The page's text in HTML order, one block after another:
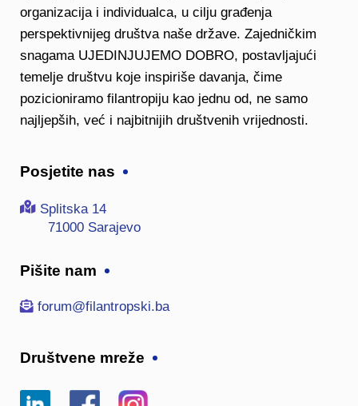
organizacija i individualca, u cilju građenja
perspektivnijeg društva naše države. Zajedničkim
snagama UJEDINJUJEMO DOBRO, postavljajući
temelje društvu koje inspiriše davanja, čime
pozicioniramo filantropiju kao jednu od, ne samo
najljepših, već i najbitnijih društvenih vrijednosti.
Posjetite nas
Splitska 14
71000 Sarajevo
Pišite nam
forum@filantropski.ba
Društvene mreže